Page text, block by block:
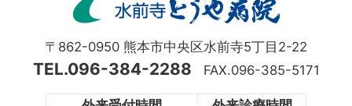
〒862-0950 熊本市中央区水前寺5丁目2-22
TEL.096-384-2288 FAX.096-385-5171